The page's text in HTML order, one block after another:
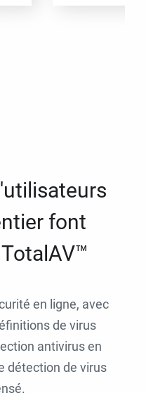
font
en ligne, avec
de virus
antivirus en
détection de virus